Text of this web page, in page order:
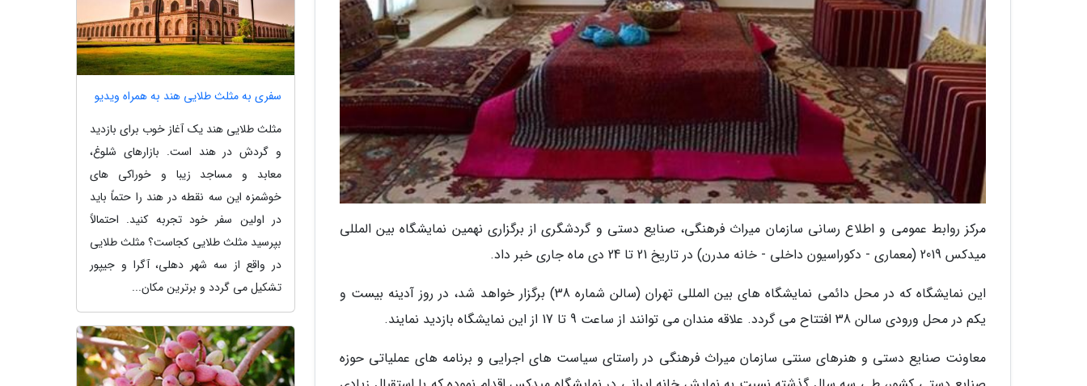
مرکز روابط عمومی و اطلاع رسانی سازمان میراث فرهنگی، صنایع دستی و گردشگری از برگزاری نهمین نمایشگاه بین المللی
میدکس 2019 (معماری - دکوراسیون داخلی - خانه مدرن) در تاریخ 21 تا 24 دی ماه جاری خبر داد.
این نمایشگاه که در محل دائمی نمایشگاه های بین المللی تهران (سالن شماره 38) برگزار خواهد شد، در روز آدینه بیست و
یکم در محل ورودی سالن 38 افتتاح می گردد. علاقه مندان می توانند از ساعت 9 تا 17 از این نمایشگاه بازدید نمایند.
معاونت صنایع دستی و هنرهای سنتی سازمان میراث فرهنگی در راستای سیاست های اجرایی و برنامه های عملیاتی حوزه
سفری به مثلث طلایی هند به همراه ویدیو
مثلث طلایی هند یک آغاز خوب برای بازدید
و گردش در هند است. بازارهای شلوغ،
معابد و مساجد زیبا و خوراکی های
خوشمزه این سه نقطه در هند را حتماً باید
در اولین سفر خود تجربه کنید. احتمالاً
بپرسید مثلث طلایی کجاست؟ مثلث طلایی
در واقع از سه شهر دهلی، آگرا و جیپور
تشکیل می گردد و برترین مکان...